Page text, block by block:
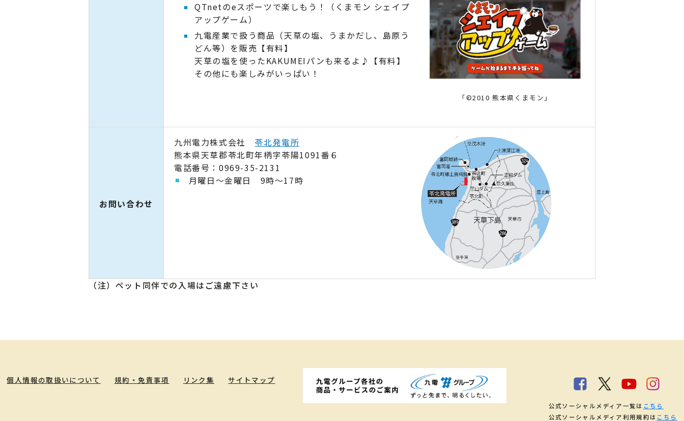
QTnetのeスポーツで楽しもう！（くまモン シェイプ
アップゲーム）
九電産業で扱う商品（天草の塩、うまかだし、島原う
どん等）を販売【有料】
天草の塩を使ったKAKUMEIパンも来るよ♪【有料】
その他にも楽しみがいっぱい！
「©2010 熊本県くまモン」
お問い合わせ
九州電力株式会社 苓北発電所
熊本県天草郡苓北町年柄字苓陽1091番６
電話番号：0969-35-2131
月曜日～金曜日 9時～17時
（注）ペット同伴での入場はご遠慮下さい
個人情報の取扱いについて 規約・免責事項 リンク集 サイトマップ
公式ソーシャルメディア一覧は こちら
公式ソーシャルメディア利用規約は こちら